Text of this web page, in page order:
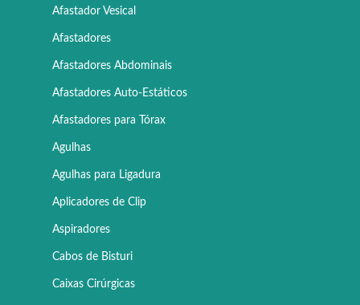
Afastador Vesical
Afastadores
Afastadores Abdominais
Afastadores Auto-Estáticos
Afastadores para Tórax
Agulhas
Agulhas para Ligadura
Aplicadores de Clip
Aspiradores
Cabos de Bisturi
Caixas Cirúrgicas